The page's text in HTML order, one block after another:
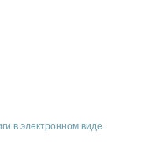
в электронном виде.